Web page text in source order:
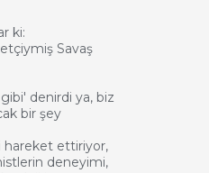
ki:
Savaş
denirdi ya, biz
bir şey
hareket ettiriyor,
deneyimi,